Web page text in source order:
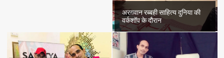
अरग़वान रब्बही साहित्य दुनिया की
वर्कशॉप के दौरान